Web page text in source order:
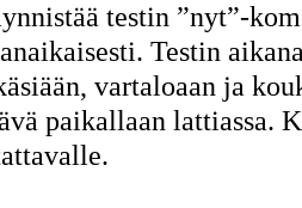
testin ”nyt”-
Testin
vartaloaan ja
paikallaan lattiassa.